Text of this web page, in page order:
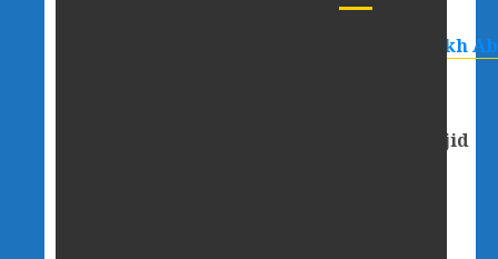
Masjid Syeikh
Masjid